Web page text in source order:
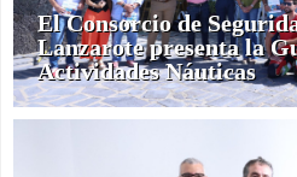
El Consorcio de
Lanzarote presenta la
Actividades Náuticas